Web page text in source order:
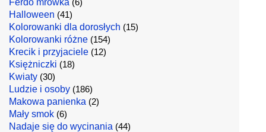
Ferdo mrówka (6)
Halloween (41)
Kolorowanki dla dorosłych (15)
Kolorowanki różne (154)
Krecik i przyjaciele (12)
Księżniczki (18)
Kwiaty (30)
Ludzie i osoby (186)
Makowa panienka (2)
Mały smok (6)
Nadaje się do wycinania (44)